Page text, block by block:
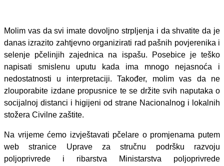
Molim vas da svi imate dovoljno strpljenja i da shvatite da je
danas izrazito zahtjevno organizirati rad pašnih povjerenika i
selenje pčelinjih zajednica na ispašu. Posebice je teško
napisati smislenu uputu kada ima mnogo nejasnoća i
nedostatnosti u interpretaciji. Također, molim vas da ne
zlouporabite izdane propusnice te se držite svih naputaka o
socijalnoj distanci i higijeni od strane Nacionalnog i lokalnih
stožera Civilne zaštite.
Na vrijeme ćemo izvještavati pčelare o promjenama putem
web stranice Uprave za stručnu podršku razvoju
poljoprivrede i ribarstva Ministarstva poljoprivrede